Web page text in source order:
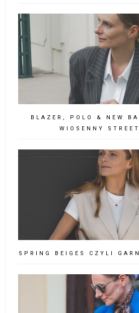
BLAZER, POLO & NEW
WIOSENNY
SPRING BEIGES CZYLI